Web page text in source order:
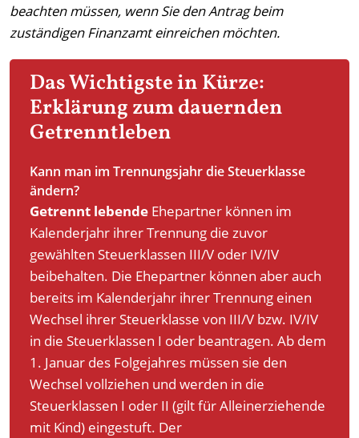
beachten müssen, wenn Sie den Antrag beim
zuständigen Finanzamt einreichen möchten.
Das Wichtigste in Kürze:
Erklärung zum dauernden
Getrenntleben
Kann man im Trennungsjahr die Steuerklasse
ändern?
Getrennt lebende Ehepartner können im
Kalenderjahr ihrer Trennung die zuvor
gewählten Steuerklassen III/V oder IV/IV
beibehalten. Die Ehepartner können aber auch
bereits im Kalenderjahr ihrer Trennung einen
Wechsel ihrer Steuerklasse von III/V bzw. IV/IV
in die Steuerklassen I oder beantragen. Ab dem
1. Januar des Folgejahres müssen sie den
Wechsel vollziehen und werden in die
Steuerklassen I oder II (gilt für Alleinerziehende
mit Kind) eingestuft. Der